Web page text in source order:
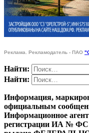
Реклама. Рекламодатель - ПАО
Найти:
Найти:
Информация,
официальным
Информационное
регистрации ИА № ФС